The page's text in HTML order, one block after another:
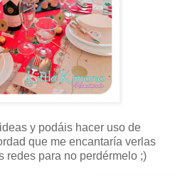
y podáis hacer uso de
que me encantaría verlas
redes para no perdérmelo ;)